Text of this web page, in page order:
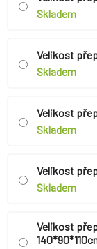
Skladem
Velikost
Skladem
Velikost
Skladem
Velikost
Skladem
Velikost